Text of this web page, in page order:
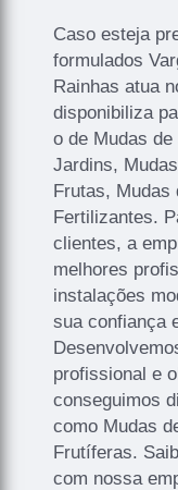
Caso esteja
formulados
Rainhas atua
disponibiliza
o de Mudas
Jardins,
Frutas, Mudas
Fertilizantes.
clientes, a
melhores
instalações
sua confiança
profissional e
conseguimos
como Mudas
Frutíferas.
com nossa